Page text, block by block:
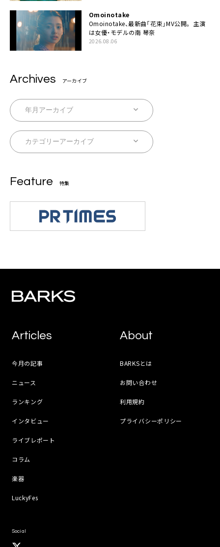
Omoinotake
Omoinotake、最新曲「花束」MV公開。 主演
は女優・モデルの南 琴奈
2026.08.06
Archives アーカイブ
Feature 特集
Articles
今月の記事
ニュース
ランキング
インタビュー
ライブレポート
コラム
楽器
LuckyFes
About
BARKSとは
お問い合わせ
利用規約
プライバシーポリシー
Social